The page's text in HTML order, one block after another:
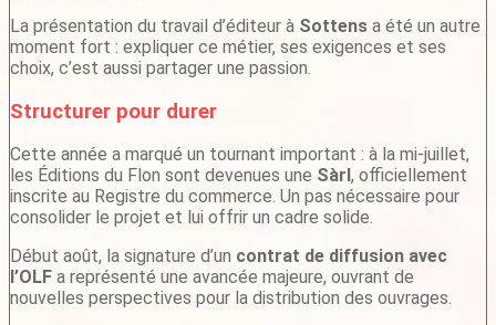
La présentation du travail d’éditeur à Sottens a été un autre
moment fort : expliquer ce métier, ses exigences et ses
choix, c’est aussi partager une passion.
Structurer pour durer
Cette année a marqué un tournant important : à la mi-juillet,
les Éditions du Flon sont devenues une Sàrl , officiellement
inscrite au Registre du commerce. Un pas nécessaire pour
consolider le projet et lui offrir un cadre solide.
Début août, la signature d’un contrat de diffusion avec
l’OLF a représenté une avancée majeure, ouvrant de
nouvelles perspectives pour la distribution des ouvrages.